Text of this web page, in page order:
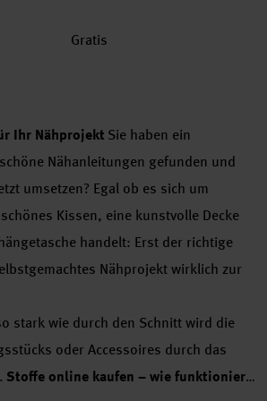
Gratis
Ihr Nähprojekt Sie haben ein
Nähanleitungen gefunden und
umsetzen? Egal ob es sich um
Kissen, eine kunstvolle Decke
handelt: Erst der richtige
Nähprojekt wirklich zur
stark wie durch den Schnitt wird die
oder Accessoires durch das
Stoffe online kaufen – wie funktioniert